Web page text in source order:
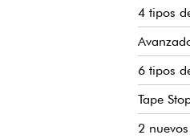
4 tipos
6 tipos
Tape
2